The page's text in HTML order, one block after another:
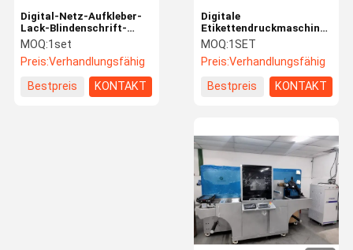
Digitale
Etikettendruckmaschine
für einzigartige visuelle
Effekte
MOQ:1SET
Preis:Verhandlungsfähig
Bestpreis
KONTAKT
Digital-Netz-Aufkleber-
Lack-Blindenschrift-
Maschine 330mm
DigiSpark
MOQ:1set
Preis:Verhandlungsfähig
Bestpreis
KONTAKT